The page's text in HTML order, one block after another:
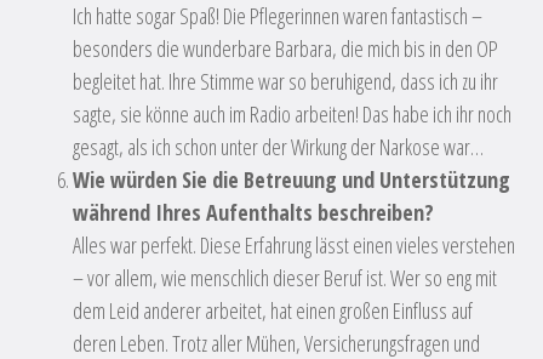
Ich hatte sogar Spaß! Die Pflegerinnen waren fantastisch –
besonders die wunderbare Barbara, die mich bis in den OP
begleitet hat. Ihre Stimme war so beruhigend, dass ich zu ihr
sagte, sie könne auch im Radio arbeiten! Das habe ich ihr noch
gesagt, als ich schon unter der Wirkung der Narkose war…
Wie würden Sie die Betreuung und Unterstützung
während Ihres Aufenthalts beschreiben?
Alles war perfekt. Diese Erfahrung lässt einen vieles verstehen
– vor allem, wie menschlich dieser Beruf ist. Wer so eng mit
dem Leid anderer arbeitet, hat einen großen Einfluss auf
deren Leben. Trotz aller Mühen, Versicherungsfragen und